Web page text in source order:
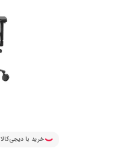
خرید با دیجی‌کالا